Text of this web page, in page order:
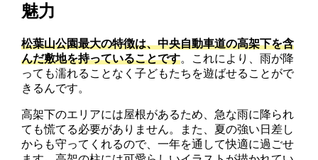
魅力
松葉山公園最大の特徴は、中央自動車道の高架下を含
んだ敷地を持っていることです。これにより、雨が降
っても濡れることなく子どもたちを遊ばせることがで
きるんです。
高架下のエリアには屋根があるため、急な雨に降られ
ても慌てる必要がありません。また、夏の強い日差し
からも守ってくれるので、一年を通して快適に過ごせ